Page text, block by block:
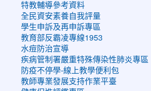
特教輔導參考資料
全民資安素養自我評量
學生申訴及再申訴專區
教育部反霸凌專線1953
水痘防治宣導
疾病管制署嚴重特殊傳染性肺炎專區
防疫不停學-線上教學便利包
教師專業發展支持作業平臺